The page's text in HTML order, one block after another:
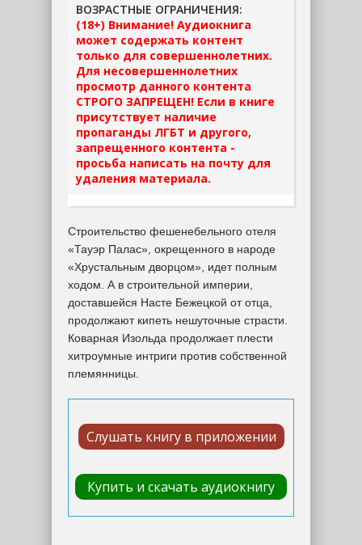
ВОЗРАСТНЫЕ ОГРАНИЧЕНИЯ:
(18+) Внимание! Аудиокнига
может содержать контент
только для совершеннолетних.
Для несовершеннолетних
просмотр данного контента
СТРОГО ЗАПРЕЩЕН! Если в книге
присутствует наличие
пропаганды ЛГБТ и другого,
запрещенного контента -
просьба написать на почту для
удаления материала.
Строительство фешенебельного отеля
«Тауэр Палас», окрещенного в народе
«Хрустальным дворцом», идет полным
ходом. А в строительной империи,
доставшейся Насте Бежецкой от отца,
продолжают кипеть нешуточные страсти.
Коварная Изольда продолжает плести
хитроумные интриги против собственной
племянницы.
Слушать книгу в приложении
Купить и скачать аудиокнигу